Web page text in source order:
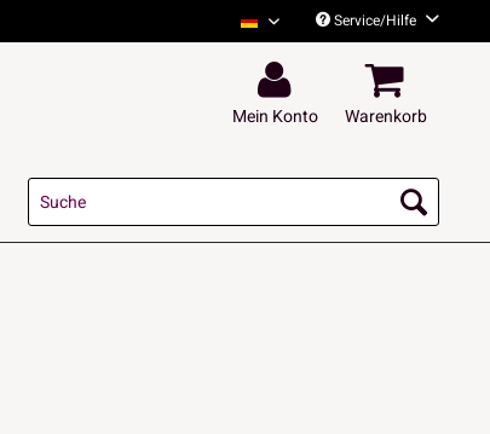
Tito and Tarantula Deutsch
Service/Hilfe
Mein Konto Warenkorb